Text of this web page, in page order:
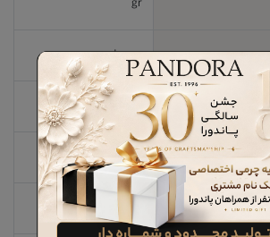
چرم طبیعی
چرم طبیعی
3 cm
EVA